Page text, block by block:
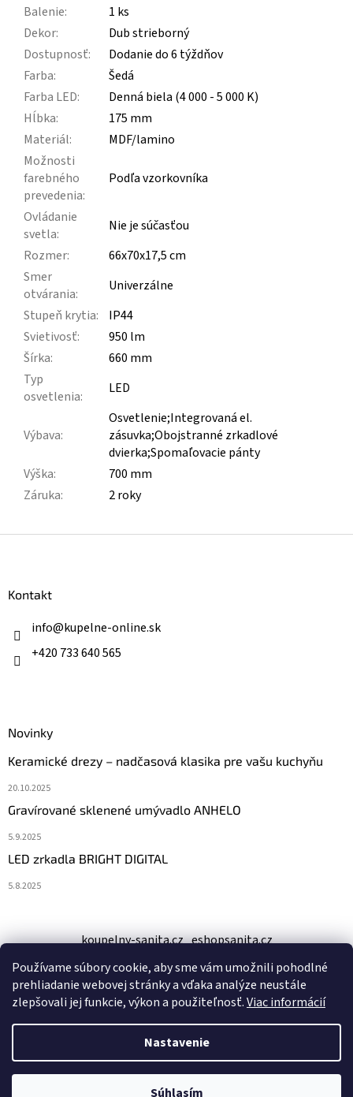
Používame súbory cookie, aby sme vám umožnili pohodlné
prehliadanie webovej stránky a vďaka analýze neustále
zlepšovali jej funkcie, výkon a použiteľnosť.Viac informácií
Nastavenie
Súhlasím
Balenie:
1 ks
Dekor:
Dub strieborný
Dostupnosť:
Dodanie do 6 týždňov
Farba:
Šedá
Farba LED:
Denná biela (4 000 - 5 000 K)
Hĺbka:
175 mm
Materiál:
MDF/lamino
Možnosti
farebného
prevedenia:
Podľa vzorkovníka
Ovládanie
svetla:
Nie je súčasťou
Rozmer:
66x70x17,5 cm
Smer
otvárania:
Univerzálne
Stupeň krytia:
IP44
Svietivosť:
950 lm
Šírka:
660 mm
Typ
osvetlenia: LED
Výbava:
Osvetlenie;Integrovaná el.
zásuvka;Obojstranné zrkadlové
dvierka;Spomaľovacie pánty
Výška:
700 mm
Záruka: 2 roky
Kontakt
info@kupelne-online.sk
+420 733 640 565
Novinky
Keramické drezy – nadčasová klasika pre vašu kuchyňu
20.10.2025
Gravírované sklenené umývadlo ANHELO
5.9.2025
LED zrkadla BRIGHT DIGITAL
5.8.2025
koupelny-sanita.cz eshopsanita.cz
Vytvoril Shoptet
kupelne-online.sk